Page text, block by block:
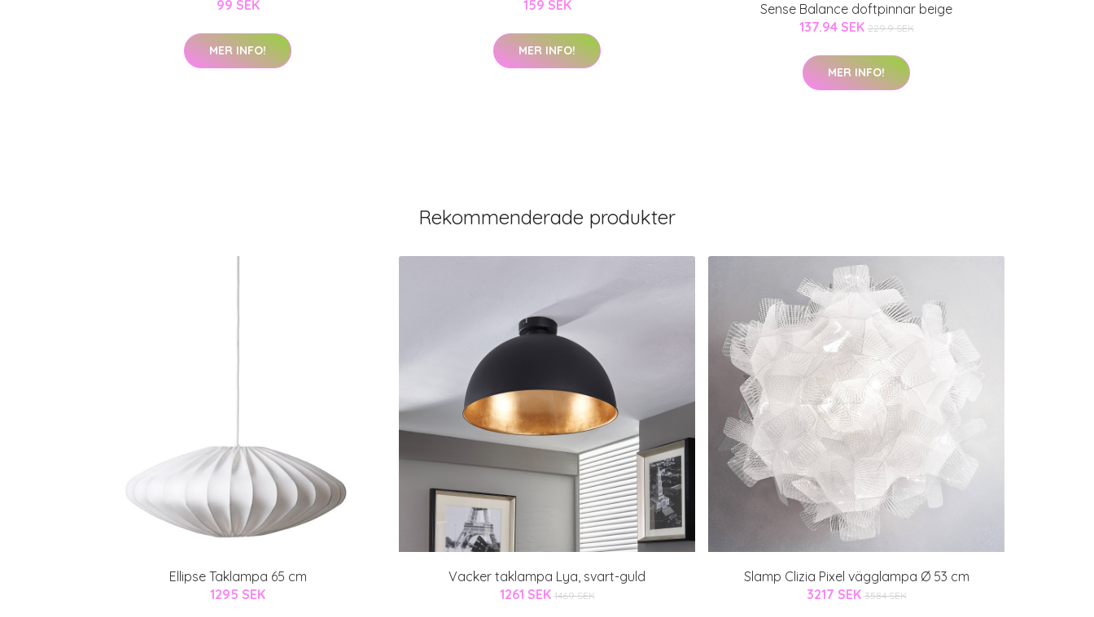
99 SEK
MER INFO!
159 SEK
MER INFO!
Sense Balance doftpinnar beige
137.94 SEK 229.9 SEK
MER INFO!
Rekommenderade produkter
Ellipse Taklampa 65 cm
1295 SEK
Vacker taklampa Lya, svart-guld
1261 SEK 1469 SEK
Slamp Clizia Pixel vägglampa Ø 53 cm
3217 SEK 3584 SEK